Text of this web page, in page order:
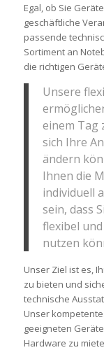
Egal, ob Sie
geschäftliche
passende
Sortiment an
die richtigen
Unsere
einem Tag
sich Ihre
ändern
Ihnen die
individuell
sein, dass
flexibel
nutzen
Unser Ziel ist es,
zu bieten und
technische
Unser
geeigneten
Hardware zu